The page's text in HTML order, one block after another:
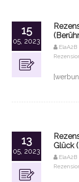
15
05, 2023
ElaA2B
13
05, 2023
Glück
ElaA2B